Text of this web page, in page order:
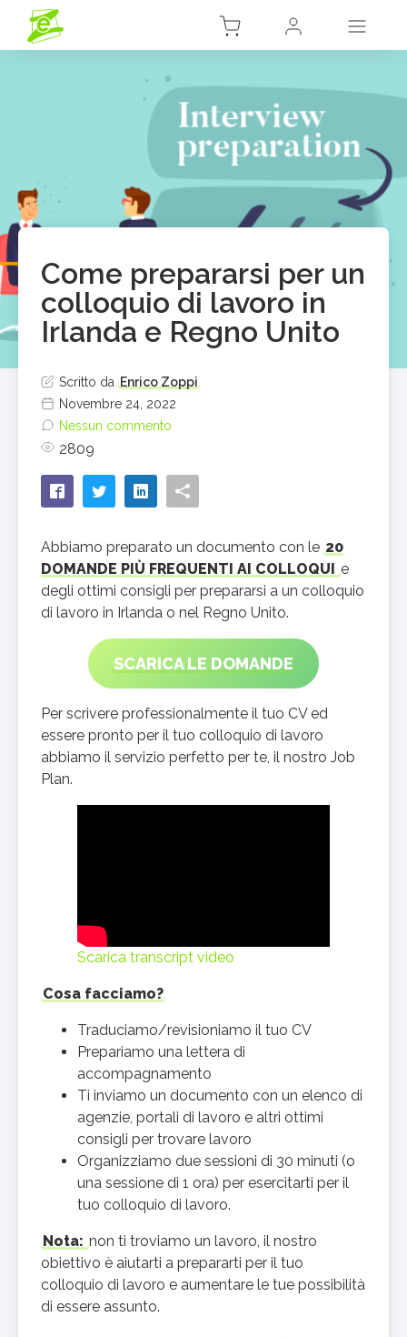
Come prepararsi per un
colloquio di lavoro in
Irlanda e Regno Unito
Scritto da Enrico Zoppi
Novembre 24, 2022
Nessun commento
2809
Abbiamo preparato un documento con le 20
DOMANDE PIÙ FREQUENTI AI COLLOQUI e
degli ottimi consigli per prepararsi a un colloquio
di lavoro in Irlanda o nel Regno Unito.
SCARICA LE DOMANDE
Per scrivere professionalmente il tuo CV ed
essere pronto per il tuo colloquio di lavoro
abbiamo il servizio perfetto per te, il nostro Job
Plan.
Scarica transcript video
Cosa facciamo?
Traduciamo/revisioniamo il tuo CV
Prepariamo una lettera di
accompagnamento
Ti inviamo un documento con un elenco di
agenzie, portali di lavoro e altri ottimi
consigli per trovare lavoro
Organizziamo due sessioni di 30 minuti (o
una sessione di 1 ora) per esercitarti per il
tuo colloquio di lavoro.
Nota: non ti troviamo un lavoro, il nostro
obiettivo è aiutarti a prepararti per il tuo
colloquio di lavoro e aumentare le tue possibilità
di essere assunto.